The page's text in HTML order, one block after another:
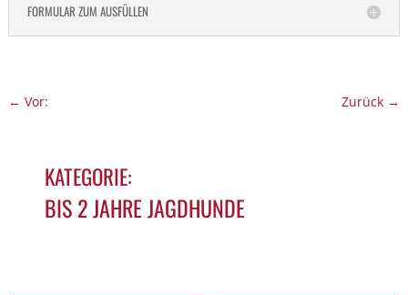
FORMULAR ZUM AUSFÜLLEN
← Vor: Zurück →
KATEGORIE:
BIS 2 JAHRE JAGDHUNDE